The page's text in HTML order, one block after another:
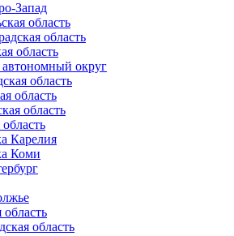
Запад
область
область
область
округ
область
область
область
Карелия
Коми
область